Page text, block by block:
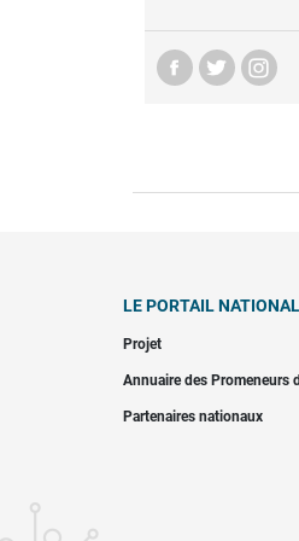
LE PORTAIL NATIONAL
Projet
Annuaire des Promeneurs
Partenaires nationaux